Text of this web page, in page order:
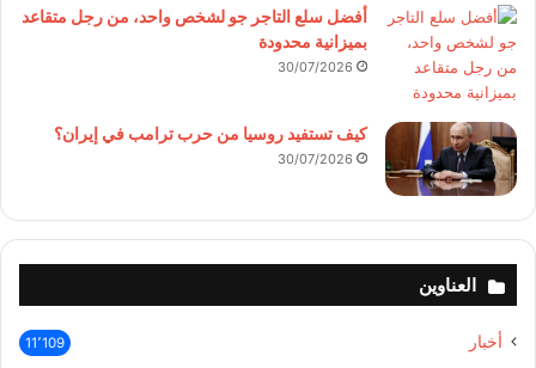
أفضل سلع التاجر جو لشخص واحد، من رجل متقاعد
بميزانية محدودة
30/07/2026
كيف تستفيد روسيا من حرب ترامب في إيران؟
30/07/2026
العناوين
أخبار 11٬109